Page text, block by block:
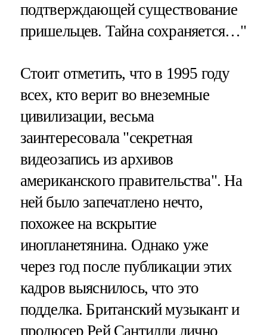
подтверждающей существование
пришельцев. Тайна сохраняется…"
Стоит отметить, что в 1995 году
всех, кто верит во внеземные
цивилизации, весьма
заинтересовала "секретная
видеозапись из архивов
американского правительства". На
ней было запечатлено нечто,
похожее на вскрытие
инопланетянина. Однако уже
через год после публикации этих
кадров выяснилось, что это
подделка. Британский музыкант и
продюсер Рей Сантилли лично